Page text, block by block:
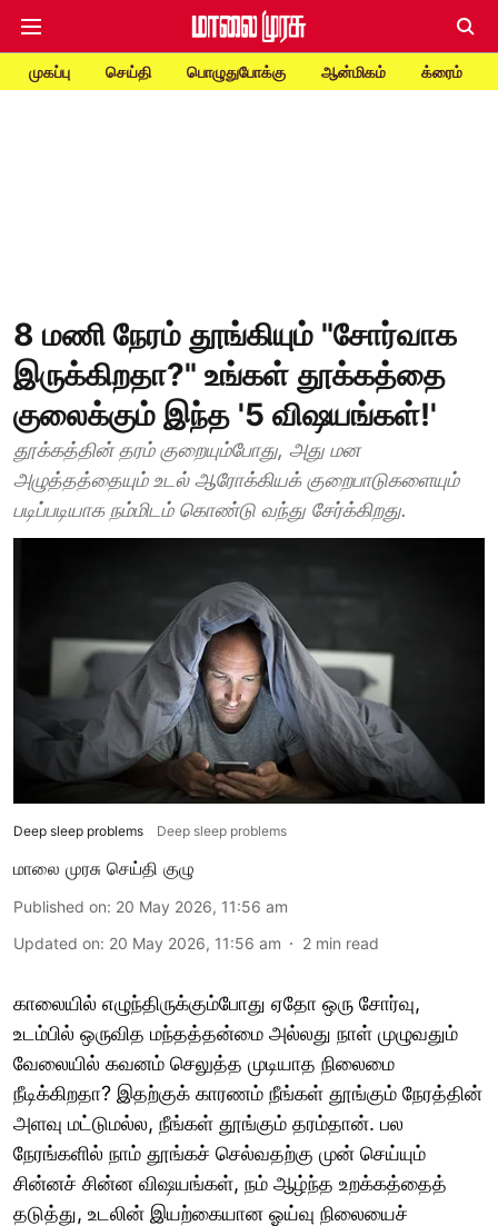
முகப்பு செய்தி பொழுதுபோக்கு ஆன்மிகம் க்ரைம்
8 மணி நேரம் தூங்கியும் "சோர்வாக
இருக்கிறதா?" உங்கள் தூக்கத்தை
குலைக்கும் இந்த '5 விஷயங்கள்!'
தூக்கத்தின் தரம் குறையும்போது, அது மன
அழுத்தத்தையும் உடல் ஆரோக்கியக் குறைபாடுகளையும்
படிப்படியாக நம்மிடம் கொண்டு வந்து சேர்க்கிறது.
Deep sleep problems Deep sleep problems
மாலை முரசு செய்தி குழு
Published on: 20 May 2026, 11:56 am
Updated on: 20 May 2026, 11:56 am 2 min read
காலையில் எழுந்திருக்கும்போது ஏதோ ஒரு சோர்வு,
உடம்பில் ஒருவித மந்தத்தன்மை அல்லது நாள் முழுவதும்
வேலையில் கவனம் செலுத்த முடியாத நிலைமை
நீடிக்கிறதா? இதற்குக் காரணம் நீங்கள் தூங்கும் நேரத்தின்
அளவு மட்டுமல்ல, நீங்கள் தூங்கும் தரம்தான். பல
நேரங்களில் நாம் தூங்கச் செல்வதற்கு முன் செய்யும்
சின்னச் சின்ன விஷயங்கள், நம் ஆழ்ந்த உறக்கத்தைத்
தடுத்து, உடலின் இயற்கையான ஓய்வு நிலையைச்